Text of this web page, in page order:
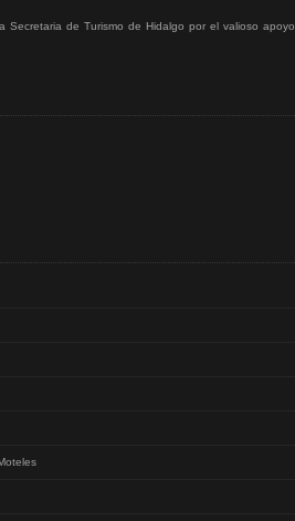
Secretaria de Turismo de Hidalgo por el valioso apoyo